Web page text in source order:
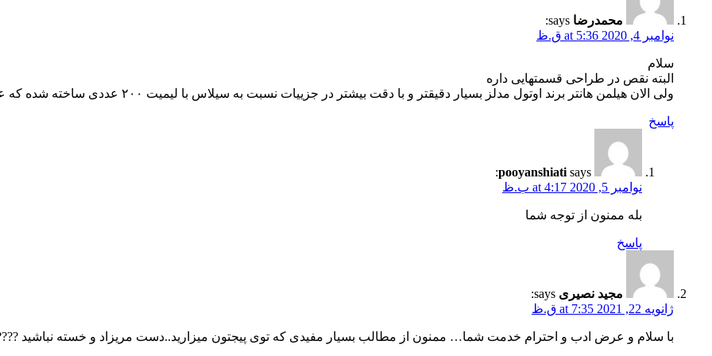
محمدرضا says:
نوامبر 4, 2020 at 5:36 ق.ظ
سلام
البته نقص در طراحی قسمتهایی داره
ولی الان هیلمن هانتر برند اوتول مدلز بسیار دقیقتر و با دقت بیشتر در جزییات نسبت به سیلاس با لیمیت ٢٠٠ عددی ساخته شده که عملا ماکت سیلاس رو کنار زد
پاسخ
pooyanshiati says:
نوامبر 5, 2020 at 4:17 ب.ظ
بله ممنون از توجه شما
پاسخ
مجید نصیری says:
ژانویه 22, 2021 at 7:35 ق.ظ
با سلام و عرض ادب و احترام خدمت شما… ممنون از مطالب بسیار مفیدی که توی پیجتون میزارید..دست مریزاد و خسته نباشید